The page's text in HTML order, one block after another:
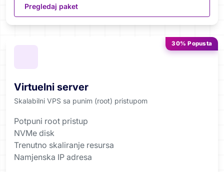
Pregledaj paket
30% Popusta
Virtuelni server
Skalabilni VPS sa punim (root) pristupom
Potpuni root pristup
NVMe disk
Trenutno skaliranje resursa
Namjenska IP adresa